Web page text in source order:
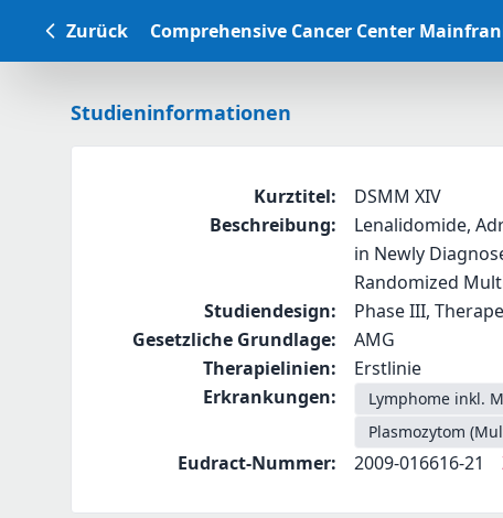
Zurück Comprehensive Cancer Center
Studieninformationen
Kurztitel:
DSMM XIV
Beschreibung:
Lenalidomide,
in Newly
Randomized
Studiendesign:
Phase III,
Gesetzliche Grundlage:
AMG
Therapielinien:
Erstlinie
Erkrankungen:
Lymphome inkl.
Plasmozytom
Eudract-Nummer: 2009-016616-21